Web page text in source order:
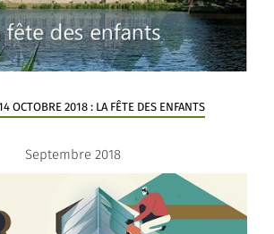
OCTOBRE 2018 : LA FÊTE DES ENFANTS
Septembre 2018